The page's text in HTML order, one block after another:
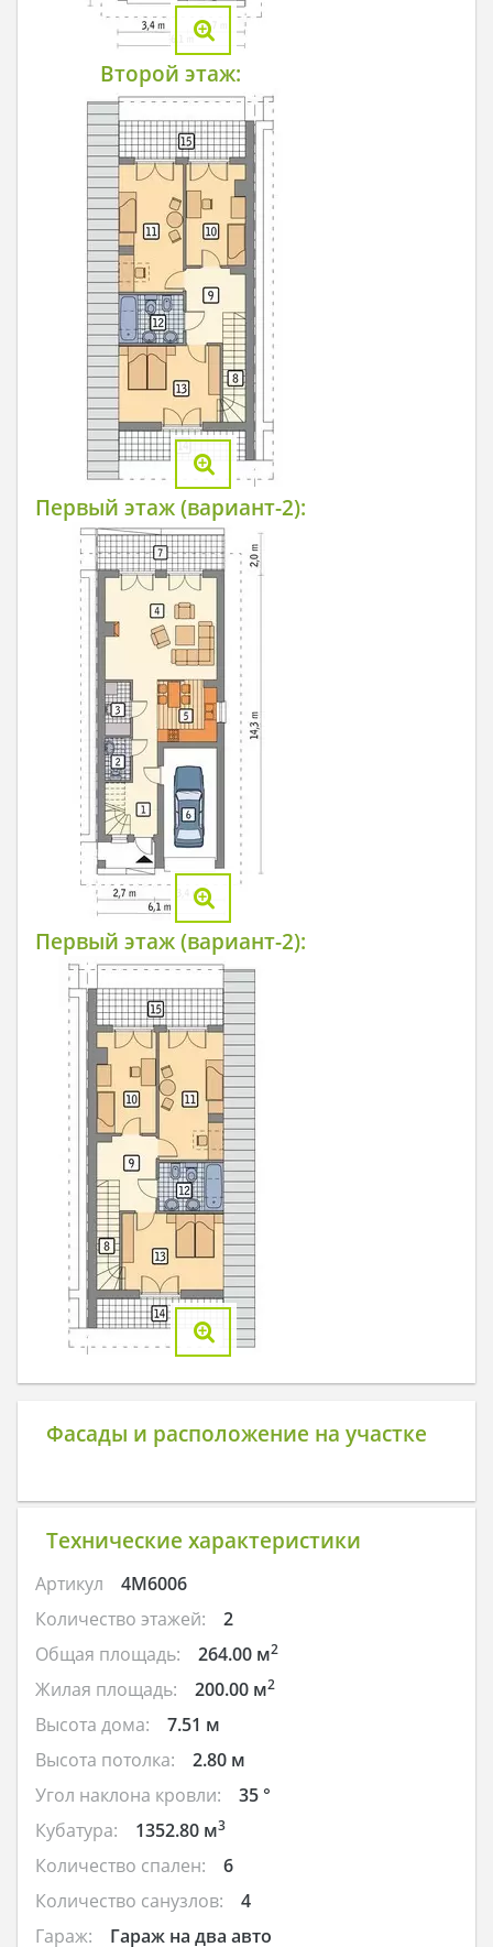
Второй этаж:
Первый этаж (вариант-2):
Первый этаж (вариант-2):
Фасады и расположение на участке
Технические характеристики
Артикул
4M6006
Количество этажей:
2
Общая площадь:
264.00 м2
Жилая площадь: 200.00 м2
Высота дома:
7.51 м
Высота потолка:
2.80 м
Угол наклона кровли:
35 °
Кубатура:
1352.80 м3
Количество спален:
6
Количество санузлов:
4
Гараж:
Гараж на два авто